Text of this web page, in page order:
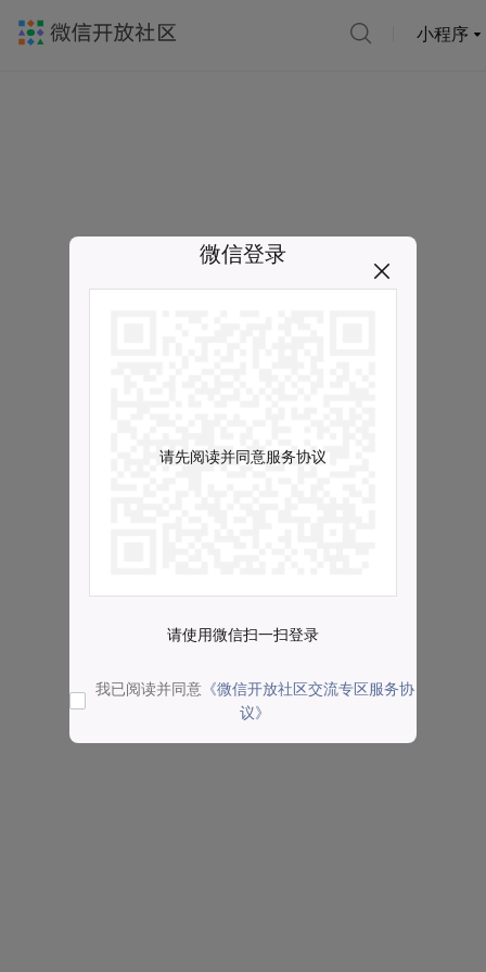
小程序
微信登录
请先阅读并同意服务协议
请使用微信扫一扫登录
我已阅读并同意 《微信开放社区交流专区服务协
议》